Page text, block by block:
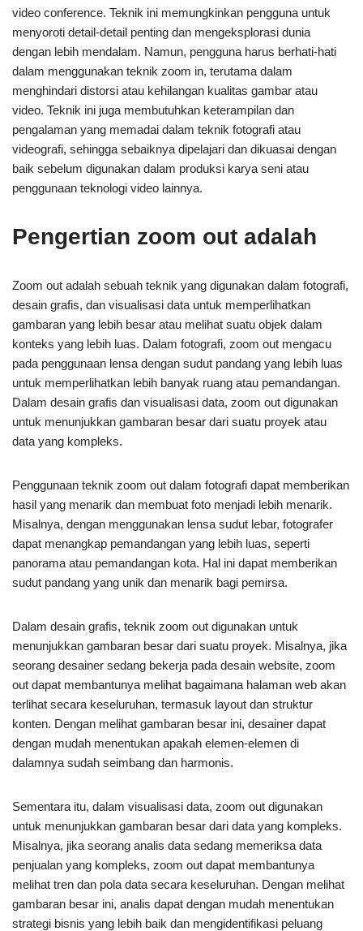
video conference. Teknik ini memungkinkan pengguna untuk
menyoroti detail-detail penting dan mengeksplorasi dunia
dengan lebih mendalam. Namun, pengguna harus berhati-hati
dalam menggunakan teknik zoom in, terutama dalam
menghindari distorsi atau kehilangan kualitas gambar atau
video. Teknik ini juga membutuhkan keterampilan dan
pengalaman yang memadai dalam teknik fotografi atau
videografi, sehingga sebaiknya dipelajari dan dikuasai dengan
baik sebelum digunakan dalam produksi karya seni atau
penggunaan teknologi video lainnya.
Pengertian zoom out adalah
Zoom out adalah sebuah teknik yang digunakan dalam fotografi,
desain grafis, dan visualisasi data untuk memperlihatkan
gambaran yang lebih besar atau melihat suatu objek dalam
konteks yang lebih luas. Dalam fotografi, zoom out mengacu
pada penggunaan lensa dengan sudut pandang yang lebih luas
untuk memperlihatkan lebih banyak ruang atau pemandangan.
Dalam desain grafis dan visualisasi data, zoom out digunakan
untuk menunjukkan gambaran besar dari suatu proyek atau
data yang kompleks.
Penggunaan teknik zoom out dalam fotografi dapat memberikan
hasil yang menarik dan membuat foto menjadi lebih menarik.
Misalnya, dengan menggunakan lensa sudut lebar, fotografer
dapat menangkap pemandangan yang lebih luas, seperti
panorama atau pemandangan kota. Hal ini dapat memberikan
sudut pandang yang unik dan menarik bagi pemirsa.
Dalam desain grafis, teknik zoom out digunakan untuk
menunjukkan gambaran besar dari suatu proyek. Misalnya, jika
seorang desainer sedang bekerja pada desain website, zoom
out dapat membantunya melihat bagaimana halaman web akan
terlihat secara keseluruhan, termasuk layout dan struktur
konten. Dengan melihat gambaran besar ini, desainer dapat
dengan mudah menentukan apakah elemen-elemen di
dalamnya sudah seimbang dan harmonis.
Sementara itu, dalam visualisasi data, zoom out digunakan
untuk menunjukkan gambaran besar dari data yang kompleks.
Misalnya, jika seorang analis data sedang memeriksa data
penjualan yang kompleks, zoom out dapat membantunya
melihat tren dan pola data secara keseluruhan. Dengan melihat
gambaran besar ini, analis dapat dengan mudah menentukan
strategi bisnis yang lebih baik dan mengidentifikasi peluang